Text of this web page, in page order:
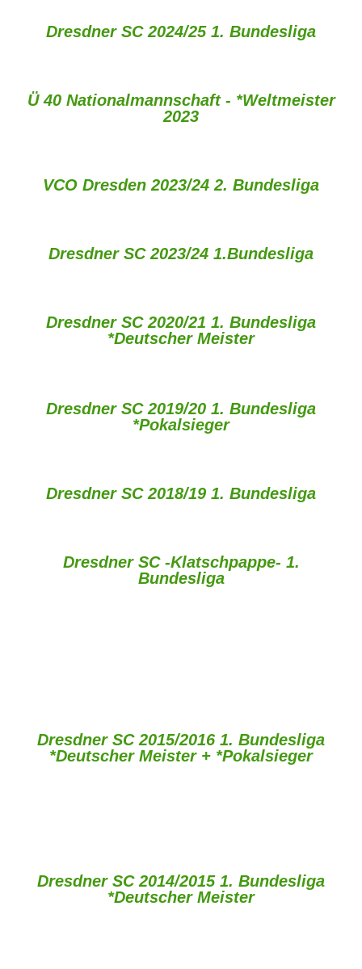
Dresdner SC 2024/25 1. Bundesliga
Ü 40 Nationalmannschaft - *Weltmeister
2023
VCO Dresden 2023/24 2. Bundesliga
Dresdner SC 2023/24 1.Bundesliga
Dresdner SC 2020/21 1. Bundesliga
*Deutscher Meister
Dresdner SC 2019/20 1. Bundesliga
*Pokalsieger
Dresdner SC 2018/19 1. Bundesliga
Dresdner SC -Klatschpappe- 1.
Bundesliga
Dresdner SC 2015/2016 1. Bundesliga
*Deutscher Meister + *Pokalsieger
Dresdner SC 2014/2015 1. Bundesliga
*Deutscher Meister